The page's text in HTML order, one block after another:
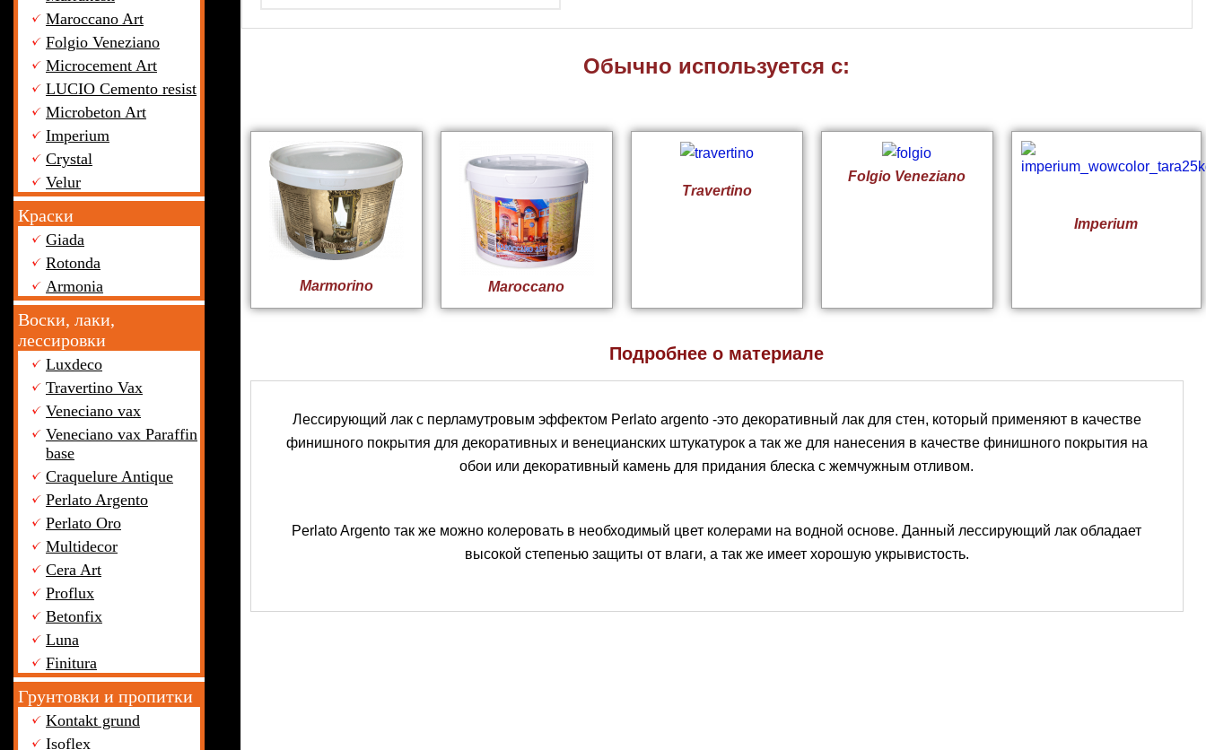
Maroccano Art
Folgio Veneziano
Microcement Art
LUCIO Cemento resist
Microbeton Art
Imperium
Crystal
Velur
Краски
Giada
Rotonda
Armonia
Воски, лаки,
лессировки
Luxdeco
Travertino Vax
Veneciano vax
Veneciano vax Paraffin
base
Craquelure Antique
Perlato Argento
Perlato Oro
Multidecor
Cera Art
Proflux
Betonfix
Luna
Finitura
Грунтовки и пропитки
Kontakt grund
Isoflex
Обычно используется с:
Marmorino Maroccano
Travertino
Folgio Veneziano
Imperium
Подробнее о материале
Лессирующий лак с перламутровым эффектом Perlato argento -это декоративный лак для стен, который применяют в качестве
финишного покрытия для декоративных и венецианских штукатурок а так же для нанесения в качестве финишного покрытия на
обои или декоративный камень для придания блеска с жемчужным отливом.
Perlato Argento так же можно колеровать в необходимый цвет колерами на водной основе. Данный лессирующий лак обладает
высокой степенью защиты от влаги, а так же имеет хорошую укрывистость.